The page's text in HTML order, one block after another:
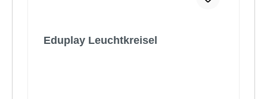
Eduplay Leuchtkreisel